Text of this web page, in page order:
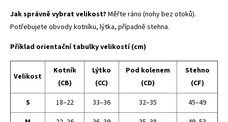
Jak správně vybrat velikost? Měřte ráno (nohy bez otoků).
Potřebujete obvody kotníku, lýtka, případně stehna.
Příklad orientační tabulky velikostí (cm)
Velikost
Kotník
(CB)
Lýtko
(CC)
Pod kolenem
(CD)
Stehno
(CF)
S
18–22 33–36 32–35
45–49